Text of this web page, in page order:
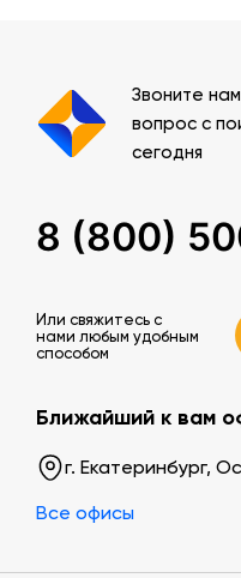
Звоните
вопрос с
сегодня
8 (800)
Или свяжитесь c
нами любым удобным
способом
Ближайший к вам
г. Екатеринбург,
Все офисы